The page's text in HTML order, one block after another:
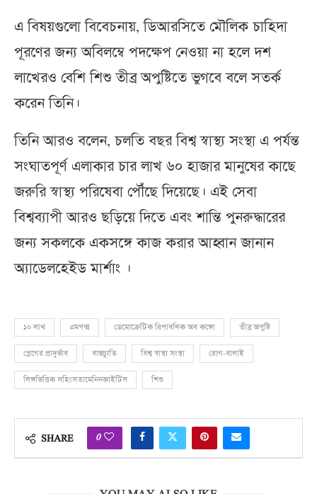
এ বিষয়গুলো বিবেচনায়, ডিআরসিতে মৌলিক চাহিদা
পূরণের জন্য অবিলম্বে পদক্ষেপ নেওয়া না হলে দশ
লাখেরও বেশি শিশু তীব্র অপুষ্টিতে ভুগবে বলে সতর্ক
করেন তিনি।
তিনি আরও বলেন, চলতি বছর বিশ্ব স্বাস্থ্য সংস্থা এ পর্যন্ত
সংঘাতপূর্ণ এলাকার চার লাখ ৬০ হাজার মানুষের কাছে
জরুরি স্বাস্থ্য পরিষেবা পৌঁছে দিয়েছে। এই সেবা
বিশ্বব্যাপী আরও ছড়িয়ে দিতে এবং শান্তি পুনরুদ্ধারের
জন্য সকলকে একসঙ্গে কাজ করার আহ্বান জানান
অ্যাডেলহেইড মার্শাং ।
১০ লাখ এমপক্স ডেমোক্রেটিক রিপাবলিক অব কঙ্গো তীব্র অপুষ্টি
প্লেগের প্রাদুর্ভাব বাস্তুচ্যুতি বিশ্ব স্বাস্থ্য সংস্থা রোগ-বালাই
লিঙ্গভিত্তিক সহিংসতামেনিনজাইটিস শিশু
SHARE 0